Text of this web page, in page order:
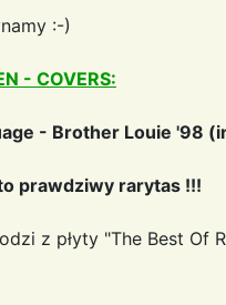
:-)
- COVERS:
- Brother Louie '98
prawdziwy rarytas !!!
z płyty "The Best Of